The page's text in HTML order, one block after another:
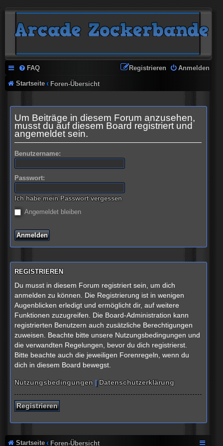
FAQ Anmelden
Registrieren
Startseite Foren-Übersicht
Um Beiträge in diesem Forum anzusehen,
musst du auf diesem Board registriert und
angemeldet sein.
Benutzername:
Passwort:
Ich habe mein Passwort vergessen
Angemeldet bleiben
REGISTRIEREN
Du musst in diesem Forum registriert sein, um dich
anmelden zu können. Die Registrierung ist in wenigen
Augenblicken erledigt und ermöglicht dir, auf weitere
Funktionen zuzugreifen. Die Board-Administration kann
registrierten Benutzern auch zusätzliche Berechtigungen
zuweisen. Beachte bitte unsere Nutzungsbedingungen und
die verwandten Regelungen, bevor du dich registrierst.
Bitte beachte auch die jeweiligen Forenregeln, wenn du
dich in diesem Board bewegst.
Nutzungsbedingungen |Datenschutzerklärung
Registrieren
Startseite Foren-Übersicht